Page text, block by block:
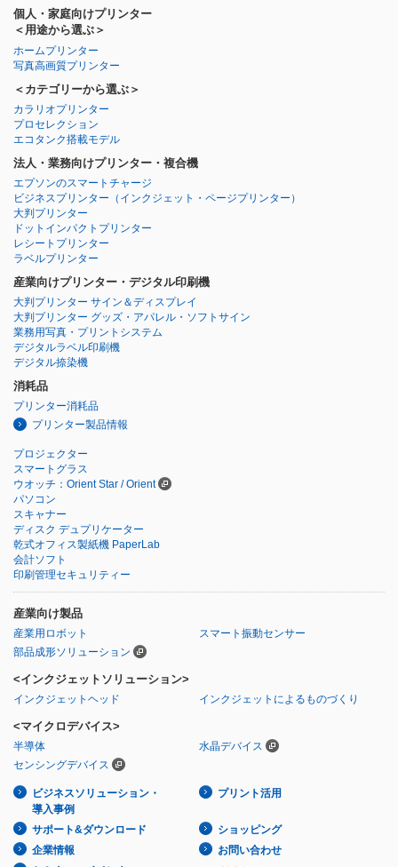
個人・家庭向けプリンター
＜用途から選ぶ＞
ホームプリンター
写真高画質プリンター
＜カテゴリーから選ぶ＞
カラリオプリンター
プロセレクション
エコタンク搭載モデル
法人・業務向けプリンター・複合機
エプソンのスマートチャージ
ビジネスプリンター （インクジェット・ページプリンター）
大判プリンター
ドットインパクトプリンター
レシートプリンター
ラベルプリンター
産業向けプリンター・デジタル印刷機
大判プリンター サイン＆ディスプレイ
大判プリンター グッズ・アパレル・ソフトサイン
業務用写真・プリントシステム
デジタルラベル印刷機
デジタル捺染機
消耗品
プリンター消耗品
プリンター製品情報
プロジェクター
スマートグラス
ウオッチ：Orient Star / Orient
パソコン
スキャナー
ディスク デュプリケーター
乾式オフィス製紙機 PaperLab
会計ソフト
印刷管理セキュリティー
産業向け製品
産業用ロボット
スマート振動センサー
部品成形ソリューション
<インクジェットソリューション>
インクジェットヘッド インクジェットによるものづくり
<マイクロデバイス>
半導体
水晶デバイス
センシングデバイス
ビジネスソリューション・
導入事例
プリント活用
サポート&ダウンロード
ショッピング
企業情報
お問い合わせ